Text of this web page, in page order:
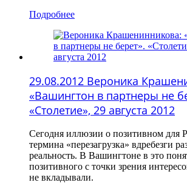
Подробнее
29.08.2012 Вероника
«Вашингтон в партнеры не
«Столетие», 29 августа 2012
Сегодня иллюзии о позитивном для
термина «перезагрузка» вдребезги
реальность. В Вашингтоне в это
позитивного с точки зрения
не вкладывали.